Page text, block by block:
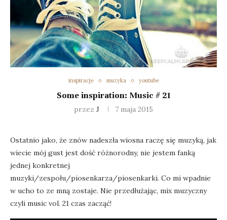
inspiracje muzyka youtube
Some inspiration: Music # 21
przez J 7 maja 2015
Ostatnio jako, że znów nadeszła wiosna raczę się muzyką, jak
wiecie mój gust jest dość różnorodny, nie jestem fanką
jednej konkretnej
muzyki/zespołu/piosenkarza/piosenkarki. Co mi wpadnie
w ucho to ze mną zostaje. Nie przedłużając, mix muzyczny
czyli music vol. 21 czas zacząć!